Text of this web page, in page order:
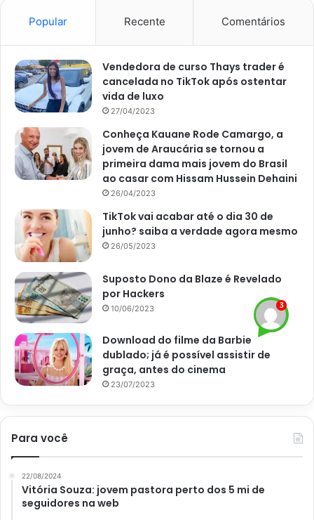
roupas do bebê
coloca em prática? Comente conosco nos comentários o
que você achou, vamos amar saber! Agradecemos a leitura
até aqui e, para saber mais dicas incríveis que auxiliam o
seu cotidiano, não se esqueça de acessar o nosso
bebê organização
Popular Recente Comentários
Vendedora de curso Thays trader é
cancelada no TikTok após ostentar
vida de luxo
27/04/2023
Conheça Kauane Rode Camargo, a
jovem de Araucária se tornou a
primeira dama mais jovem do Brasil
ao casar com Hissam Hussein Dehaini
26/04/2023
TikTok vai acabar até o dia 30 de
junho? saiba a verdade agora mesmo
26/05/2023
Suposto Dono da Blaze é Revelado
por Hackers
10/06/2023
Download do filme da Barbie
dublado; já é possível assistir de
graça, antes do cinema
23/07/2023
Para você
22/08/2024
Vitória Souza: jovem pastora perto dos 5 mi de
seguidores na web